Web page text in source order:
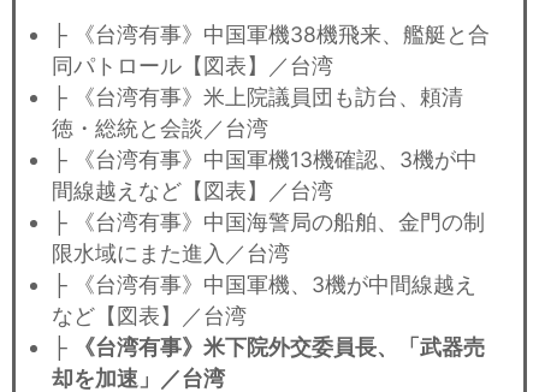
├ 《台湾有事》中国軍機38機飛来、艦艇と合
同パトロール【図表】／台湾
├ 《台湾有事》米上院議員団も訪台、頼清
徳・総統と会談／台湾
├ 《台湾有事》中国軍機13機確認、3機が中
間線越えなど【図表】／台湾
├ 《台湾有事》中国海警局の船舶、金門の制
限水域にまた進入／台湾
├ 《台湾有事》中国軍機、3機が中間線越え
など【図表】／台湾
├
《台湾有事》米下院外交委員長、「武器売
却を加速」／台湾